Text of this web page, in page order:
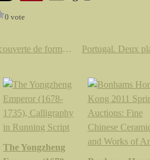
0 vote
Samson. Cafetière couverte de forme balustre. XIXe siècle
The Yongzheng